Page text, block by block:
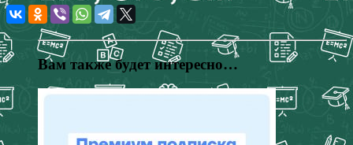
Вам также будет интересно…